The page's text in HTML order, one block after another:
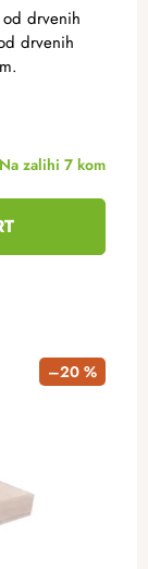
Na zalihi 7 kom
drvenih
drvenih
–20 %